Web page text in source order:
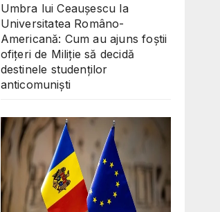
Umbra lui Ceaușescu la
Universitatea Româno-
Americană: Cum au ajuns foștii
ofițeri de Miliție să decidă
destinele studenților
anticomuniști